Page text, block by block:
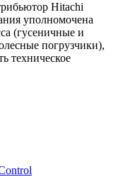
Hitachi
уполномочена
(гусеничные и
погрузчики),
техническое